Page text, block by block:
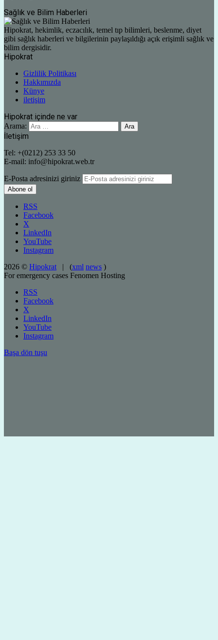
Sağlık ve Bilim Haberleri
Hipokrat, hekimlik, eczacılık, temel tıp bilimleri, beslenme, diyet
gibi sağlık haberleri ve bilgilerinin paylaşıldığı açık erişimli sağlık ve
bilim dergisidir.
Hipokrat
Gizlilik Politikası
Hakkımızda
Künye
iletişim
Hipokrat içinde ne var
Arama:
İletişim
Tel: +(0212) 253 33 50
E-mail: info@hipokrat.web.tr
E-Posta adresinizi giriniz
RSS
Facebook
X
LinkedIn
YouTube
Instagram
2026 © Hipokrat | (xml news )
For emergency cases Fenomen Hosting
RSS
Facebook
X
LinkedIn
YouTube
Instagram
Başa dön tuşu